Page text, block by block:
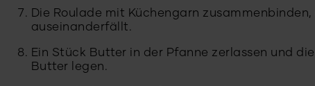
Die Roulade mit Küchengarn
auseinanderfällt.
Ein Stück Butter in der Pfanne zerlassen und
Butter legen.